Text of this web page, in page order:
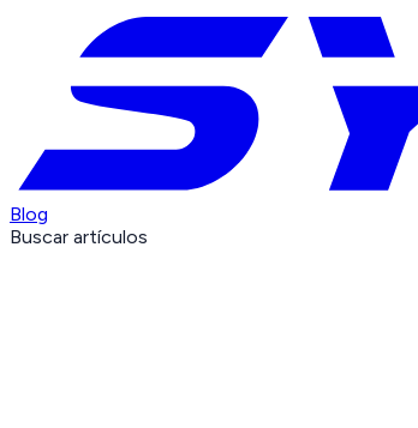
Blog
Buscar artículos